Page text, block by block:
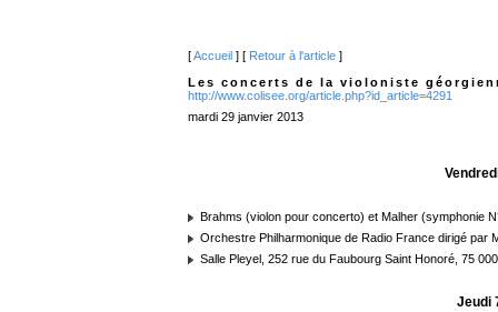
[Accueil ] [ Retour à l'article ]
Les concerts de la violoniste
http://www.colisee.org/article.php?id_article=4291
mardi 29 janvier 2013
Brahms (violon pour concerto) et Malher (symphonie
Orchestre Philharmonique de Radio France dirigé par
Salle Pleyel, 252 rue du Faubourg Saint Honoré, 75
Jeudi